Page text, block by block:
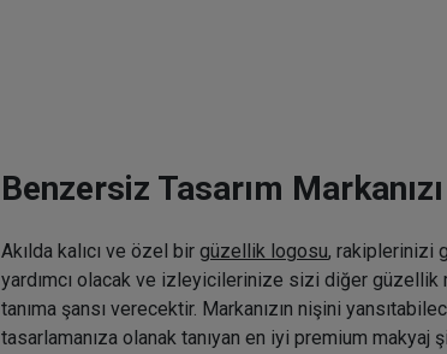
Benzersiz Tasarım
Akılda kalıcı ve özel bir güzellik logosu, rakiplerinizi
yardımcı olacak ve izleyicilerinize sizi diğer güzellik
tanıma şansı verecektir. Markanızın nişini
tasarlamanıza olanak tanıyan en iyi premium makyaj